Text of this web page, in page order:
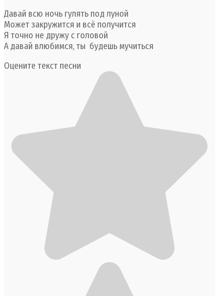
Давай всю ночь гулять под луной
Может закружится и всё получится
Я точно не дружу с головой
А давай влюбимся, ты будешь мучиться
Оцените текст песни